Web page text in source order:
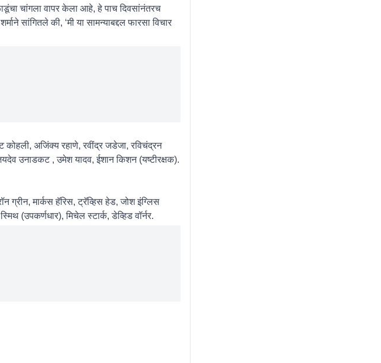
चांगला वापर केला आहे, हे पाच दिवसांनंतरच
सांगितले की, ‘मी या सामन्याबद्दल फारसा विचार
कोहली, अजिंक्य रहाणे, रवींद्र जडेजा, रविचंद्रन
उनाडकट , उमेश यादव, ईशान किशन (यष्टीरक्षक).
मार्कस हॅरिस, ट्रॅव्हिस हेड, जोश इंग्लिस
(उपकर्णधार), मिचेल स्टार्क, डेव्हिड वॉर्नर.